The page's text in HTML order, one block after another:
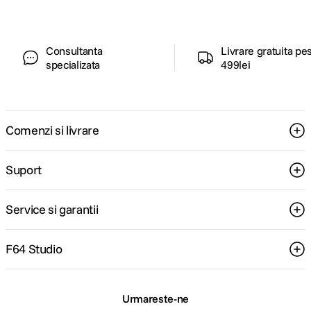
Consultanta
specializata
Livrare gratuita
499lei
Comenzi si livrare
Suport
Service si garantii
F64 Studio
Urmareste-ne